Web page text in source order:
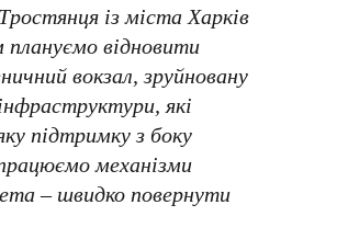
із міста Харків
відновити
вокзал, зруйновану
які
підтримку з боку
механізми
– швидко повернути